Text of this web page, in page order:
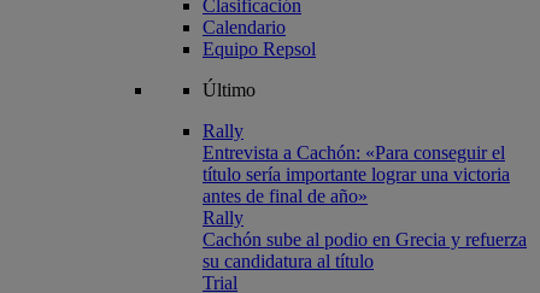
Clasificación
Calendario
Equipo Repsol
Último
Rally
Entrevista a Cachón: «Para conseguir el
título sería importante lograr una victoria
antes de final de año»
Rally
Cachón sube al podio en Grecia y refuerza
su candidatura al título
Trial